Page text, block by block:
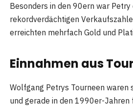
Besonders in den 90ern war
rekordverdächtigen
erreichten mehrfach Gold und
Einnahmen aus
Wolfgang Petrys Tourneen waren
und gerade in den 1990er-